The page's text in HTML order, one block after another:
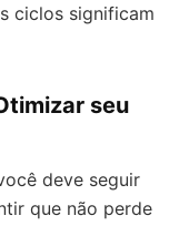
ciclos significam
seu
deve seguir
que não perde